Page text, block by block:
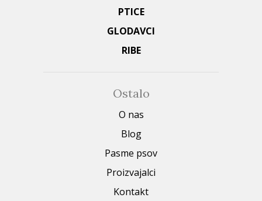
PTICE
GLODAVCI
RIBE
Ostalo
O nas
Blog
Pasme psov
Proizvajalci
Kontakt